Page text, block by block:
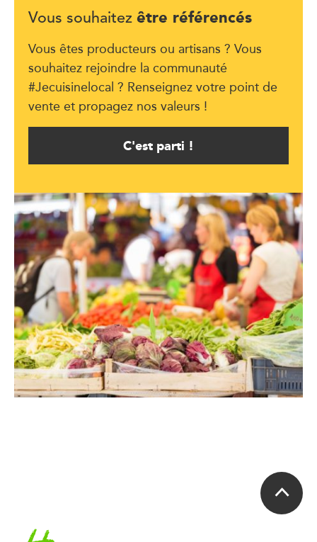
Vous souhaitez être référencés
Vous êtes producteurs ou artisans ? Vous
souhaitez rejoindre la communauté
#Jecuisinelocal ? Renseignez votre point de
vente et propagez nos valeurs !
C'est parti !
Accueil